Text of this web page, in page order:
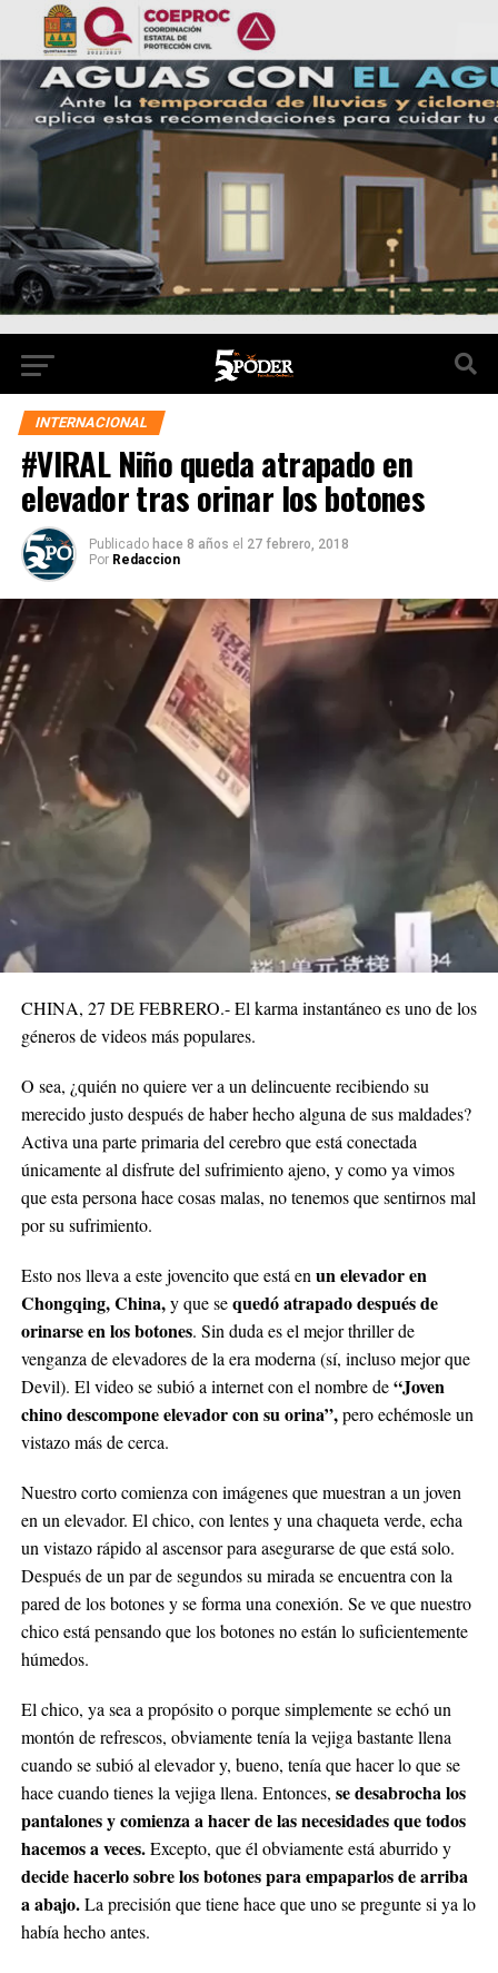
INTERNACIONAL
#VIRAL Niño queda atrapado en
elevador tras orinar los botones
Publicado hace 8 años el 27 febrero, 2018
Por Redaccion
CHINA, 27 DE FEBRERO.- El karma instantáneo es uno de los
géneros de videos más populares.
O sea, ¿quién no quiere ver a un delincuente recibiendo su
merecido justo después de haber hecho alguna de sus maldades?
Activa una parte primaria del cerebro que está conectada
únicamente al disfrute del sufrimiento ajeno, y como ya vimos
que esta persona hace cosas malas, no tenemos que sentirnos mal
por su sufrimiento.
Esto nos lleva a este jovencito que está en un elevador en
Chongqing, China,y que sequedó atrapado después de
orinarse en los botones. Sin duda es el mejor thriller de
venganza de elevadores de la era moderna (sí, incluso mejor que
Devil). El video se subió a internet con el nombre de“Joven
chino descompone elevador con su orina”,pero echémosle un
vistazo más de cerca.
Nuestro corto comienza con imágenes que muestran a un joven
en un elevador. El chico, con lentes y una chaqueta verde, echa
un vistazo rápido al ascensor para asegurarse de que está solo.
Después de un par de segundos su mirada se encuentra con la
pared de los botones y se forma una conexión. Se ve que nuestro
chico está pensando que los botones no están lo suficientemente
húmedos.
El chico, ya sea a propósito o porque simplemente se echó un
montón de refrescos, obviamente tenía la vejiga bastante llena
cuando se subió al elevador y, bueno, tenía que hacer lo que se
hace cuando tienes la vejiga llena. Entonces, se desabrocha los
pantalones y comienza a hacer de las necesidades que todos
hacemos a veces.Excepto, que él obviamente está aburrido y
decide hacerlo sobre los botones para empaparlos de arriba
a abajo.La precisión que tiene hace que uno se pregunte si ya lo
había hecho antes.